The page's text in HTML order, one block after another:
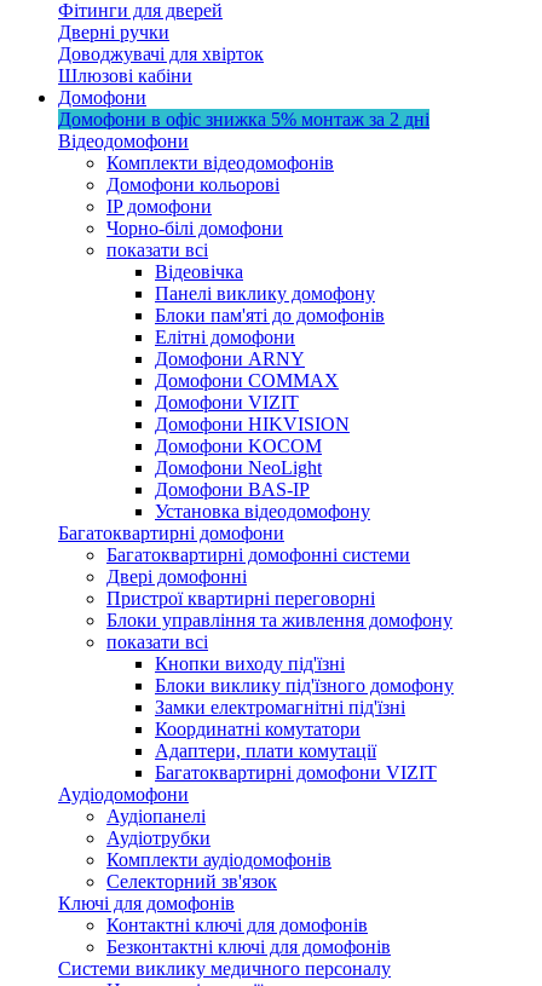
Фітинги для дверей
Дверні ручки
Доводжувачі для хвірток
Шлюзові кабіни
Домофони
Домофони в офіс знижка 5% монтаж за 2 дні
Відеодомофони
Комплекти відеодомофонів
Домофони кольорові
IP домофони
Чорно-білі домофони
показати всі
Відеовічка
Панелі виклику домофону
Блоки пам'яті до домофонів
Елітні домофони
Домофони ARNY
Домофони COMMAX
Домофони VIZIT
Домофони HIKVISION
Домофони KOCOM
Домофони NeoLight
Домофони BAS-IP
Установка відеодомофону
Багатоквартирні домофони
Багатоквартирні домофонні системи
Двері домофонні
Пристрої квартирні переговорні
Блоки управління та живлення домофону
показати всі
Кнопки виходу під'їзні
Блоки виклику під'їзного домофону
Замки електромагнітні під'їзні
Координатні комутатори
Адаптери, плати комутації
Багатоквартирні домофони VIZIT
Аудіодомофони
Аудіопанелі
Аудіотрубки
Комплекти аудіодомофонів
Селекторний зв'язок
Ключі для домофонів
Контактні ключі для домофонів
Безконтактні ключі для домофонів
Системи виклику медичного персоналу